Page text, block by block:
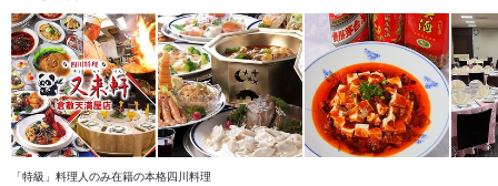
「特級」料理人のみ在籍の本格四川料理